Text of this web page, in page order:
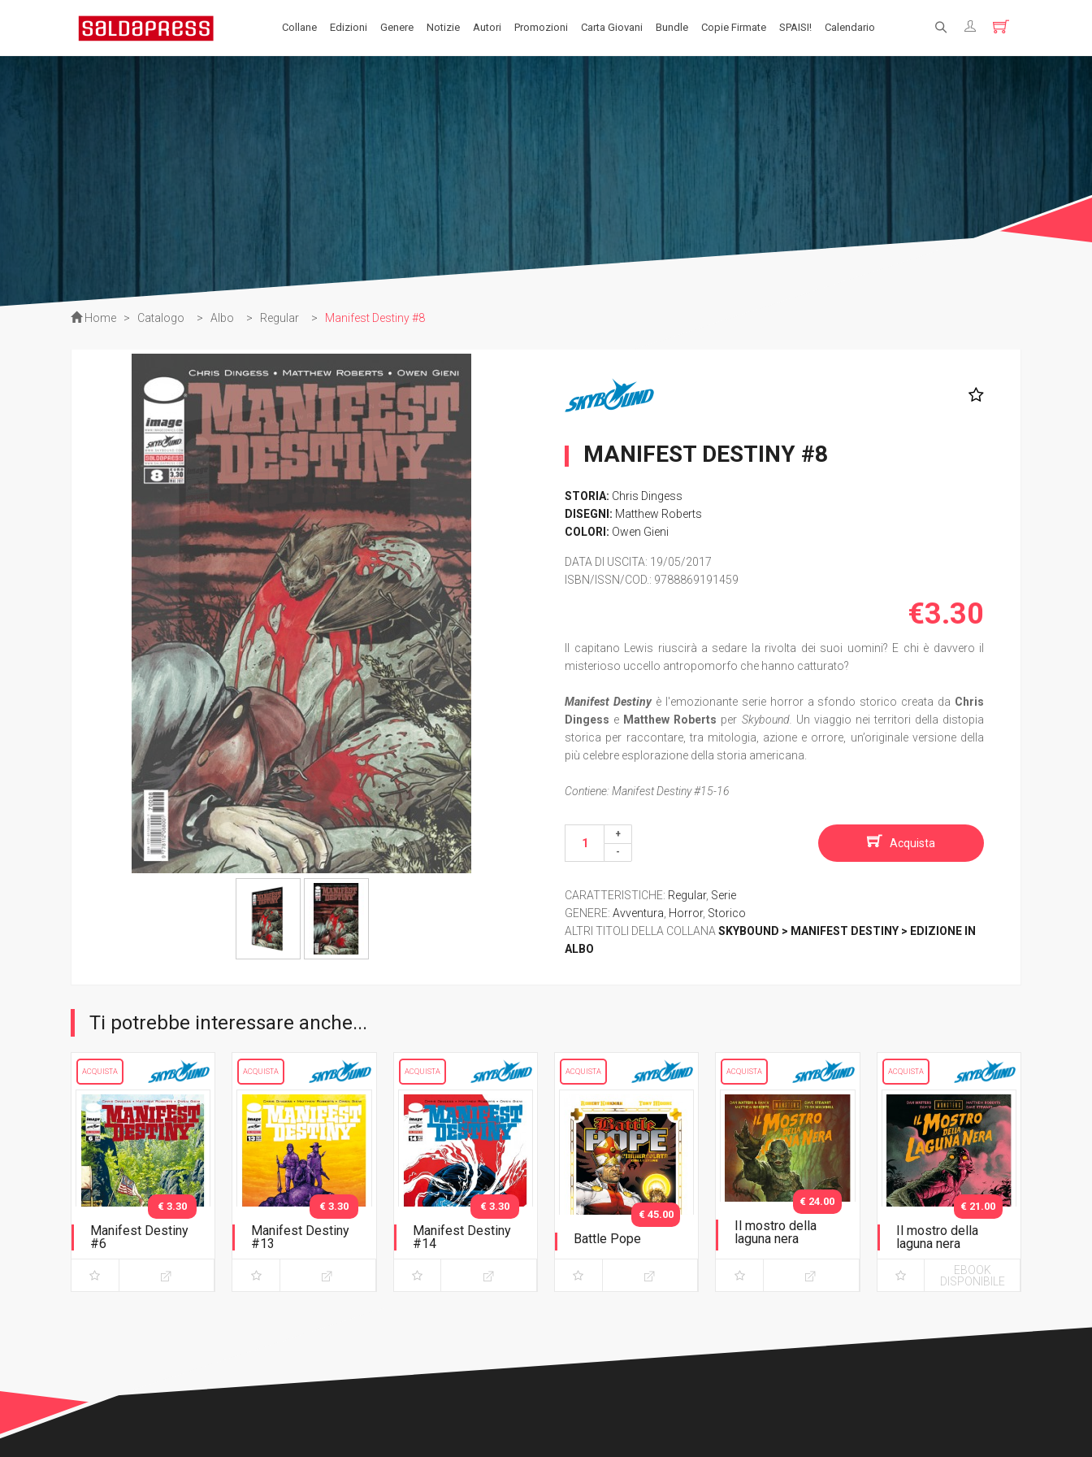
Collane Edizioni Genere Notizie Autori Promozioni Carta Giovani Bundle Copie Firmate SPAISI! Calendario
Home > Catalogo > Albo > Regular > Manifest Destiny #8
MANIFEST DESTINY #8
STORIA: Chris Dingess
DISEGNI: Matthew Roberts
COLORI: Owen Gieni
DATA DI USCITA: 19/05/2017
ISBN/ISSN/COD.: 9788869191459
€3.30
Il capitano Lewis riuscirà a sedare la rivolta dei suoi uomini? E chi è davvero il
misterioso uccello antropomorfo che hanno catturato?
Manifest Destinyè l'emozionante serie horror a sfondo storico creata da Chris
Dingess e Matthew Roberts per Skybound. Un viaggio nei territori della distopia
storica per raccontare, tra mitologia, azione e orrore, un’originale versione della
più celebre esplorazione della storia americana.
Contiene: Manifest Destiny #15-16
Acquista
CARATTERISTICHE: Regular, Serie
GENERE:Avventura Horror, Storico
ALTRI TITOLI DELLA COLLANASKYBOUND > MANIFEST DESTINY > EDIZIONE IN
ALBO
Ti potrebbe interessare anche...
ACQUISTA
Manifest Destiny
#6
€ 3.30
ACQUISTA
Manifest Destiny
#13
€ 3.30
ACQUISTA
Manifest Destiny
#14
€ 3.30
ACQUISTA
Battle Pope
Collezione
€ 45.00
ACQUISTA
Il mostro della
laguna nera
€ 24.00
ACQUISTA
Il mostro della
laguna nera
€ 21.00
EBOOK
DISPONIBILE